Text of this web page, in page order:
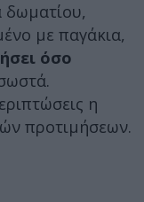
δωματίου,
με παγάκια,
όσο
η
προτιμήσεων.